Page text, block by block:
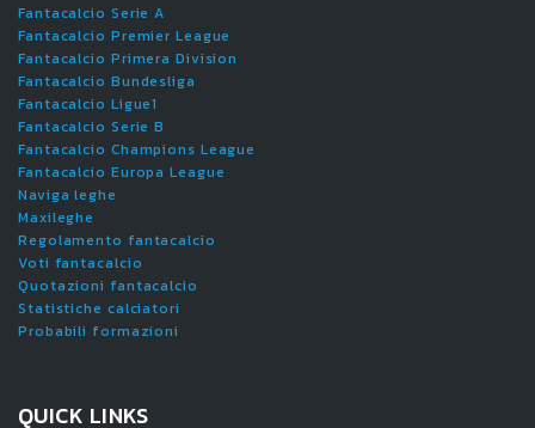
Fantacalcio Serie A
Fantacalcio Premier League
Fantacalcio Primera Division
Fantacalcio Bundesliga
Fantacalcio Ligue1
Fantacalcio Serie B
Fantacalcio Champions League
Fantacalcio Europa League
Naviga leghe
Maxileghe
Regolamento fantacalcio
Voti fantacalcio
Quotazioni fantacalcio
Statistiche calciatori
Probabili formazioni
QUICK LINKS